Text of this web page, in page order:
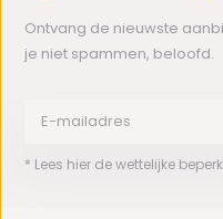
Ontvang de nieuwste
je niet spammen, beloofd.
* Lees hier de wettelijke